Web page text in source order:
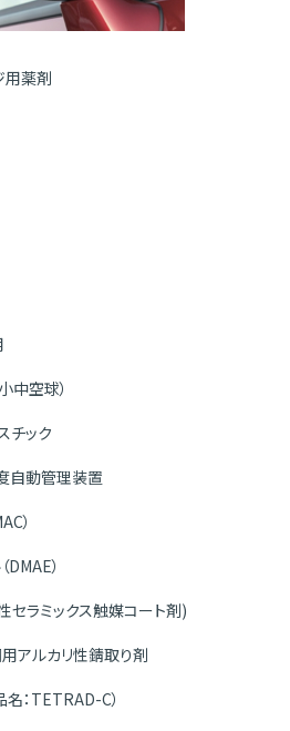
用薬剤
中空球）
チック
自動管理装置
）
DMAE）
セラミックス触媒コート剤)
アルカリ性錆取り剤
：TETRAD-C）